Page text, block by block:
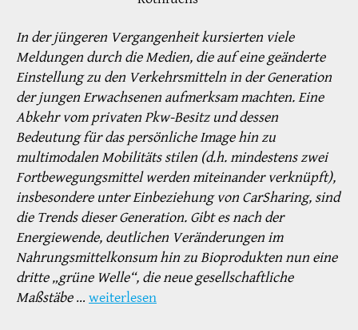
In der jüngeren Vergangenheit kursierten viele
Meldungen durch die Medien, die auf eine geänderte
Einstellung zu den Verkehrsmitteln in der Generation
der jungen Erwachsenen aufmerksam machten. Eine
Abkehr vom privaten Pkw-Besitz und dessen
Bedeutung für das persönliche Image hin zu
multimodalen Mobilitäts stilen (d.h. mindestens zwei
Fortbewegungsmittel werden miteinander verknüpft),
insbesondere unter Einbeziehung von CarSharing, sind
die Trends dieser Generation. Gibt es nach der
Energiewende, deutlichen Veränderungen im
Nahrungsmittelkonsum hin zu Bioprodukten nun eine
dritte „grüne Welle“, die neue gesellschaftliche
Maßstäbe… weiterlesen